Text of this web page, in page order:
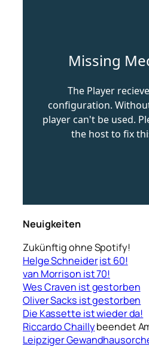
Neuigkeiten
Zukünftig ohne Spotify!
Helge Schneiderist 60!
van Morrison ist 70!
Wes Craven ist gestorben
Oliver Sacks ist gestorben
Die Kassette ist wieder da!
Riccardo Chaillybeendet
Leipziger